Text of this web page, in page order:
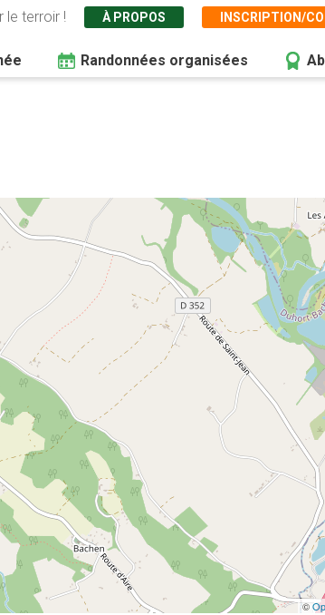
le terroir ! À PROPOS INSCRIPTION/
Randonnées organisées
©